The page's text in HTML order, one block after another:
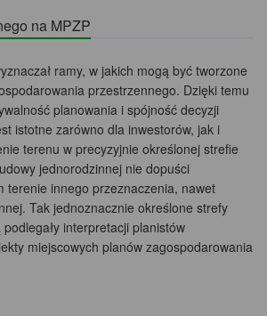
na MPZP
ramy, w jakich mogą być tworzone
przestrzennego. Dzięki temu
planowania i spójność decyzji
istotne zarówno dla inwestorów, jak i
terenu w precyzyjnie określonej strefie
jednorodzinnej nie dopuści
terenie innego przeznaczenia, nawet
Tak jednoznacznie określone strefy
interpretacji planistów
miejscowych planów zagospodarowania